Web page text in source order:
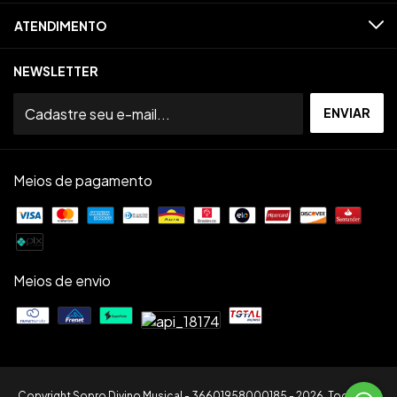
ATENDIMENTO
NEWSLETTER
Meios de pagamento
Meios de envio